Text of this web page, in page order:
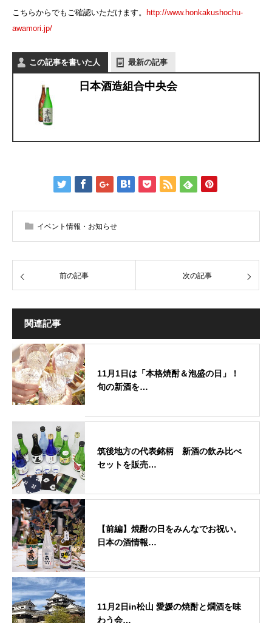
こちらからでもご確認いただけます。
http://www.honkakushochu-
awamori.jp/
この記事を書いた人 最新の記事
日本酒造組合中央会
イベント情報・お知らせ
前の記事 次の記事
関連記事
11月1日は「本格焼酎＆泡盛の日」！
旬の新酒を…
筑後地方の代表銘柄 新酒の飲み比べ
セットを販売…
【前編】焼酎の日をみんなでお祝い。
日本の酒情報…
11月2日in松山 愛媛の焼酎と燗酒を味
わう会…